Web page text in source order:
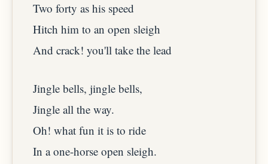
Two forty as his speed
Hitch him to an open sleigh
And crack! you'll take the lead
Jingle bells, jingle bells,
Jingle all the way.
Oh! what fun it is to ride
In a one-horse open sleigh.